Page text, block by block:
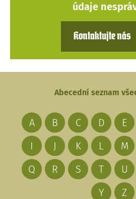
údaje
Kontaktujte nás
Abecední seznam
A B C D E
I
J K L M
Q
R S T U
Y
Z